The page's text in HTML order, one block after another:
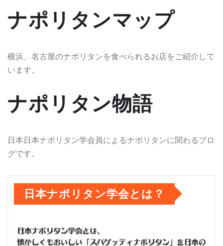
ナポリタンマップ
横浜、名古屋のナポリタンを食べられるお店をご紹介して
います。
ナポリタン物語
日本日本ナポリタン学会員によるナポリタンに関わるブロ
グです。
日本ナポリタン学会とは？